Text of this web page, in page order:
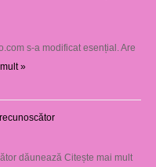
s-a modificat esențial. Are
»
dăunează Citește mai mult